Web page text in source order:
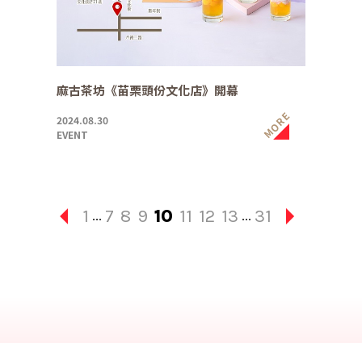
麻古茶坊《苗栗頭份文化店》開幕
2024.08.30
EVENT
MORE
1 ... 7 8 9 10 11 12 13 ... 31